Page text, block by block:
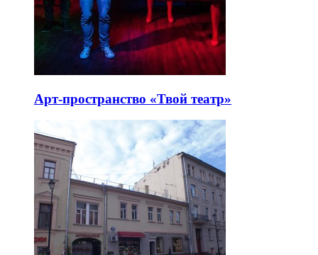
Арт-пространство «Твой театр»